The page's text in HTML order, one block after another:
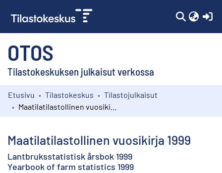
OTOS
Tilastokeskuksen julkaisut verkossa
Kokoelmat
Etusivu Tilastokeskus
Tilastojulkaisut
Maatilatilastollinen vuosikirja 1999
Lantbruksstatistisk årsbok 1999
Yearbook of farm statistics 1999